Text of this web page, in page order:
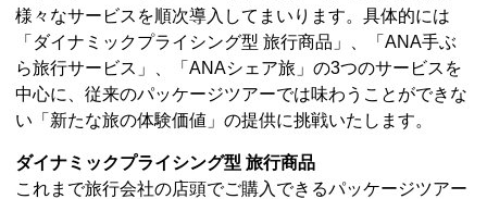
様々なサービスを順次導入してまいります。具体的には
「ダイナミックプライシング型 旅行商品」、「ANA手ぶ
ら旅行サービス」、「ANAシェア旅」の3つのサービスを
中心に、従来のパッケージツアーでは味わうことができな
い「新たな旅の体験価値」の提供に挑戦いたします。
ダイナミックプライシング型 旅行商品
これまで旅行会社の店頭でご購入できるパッケージツアー